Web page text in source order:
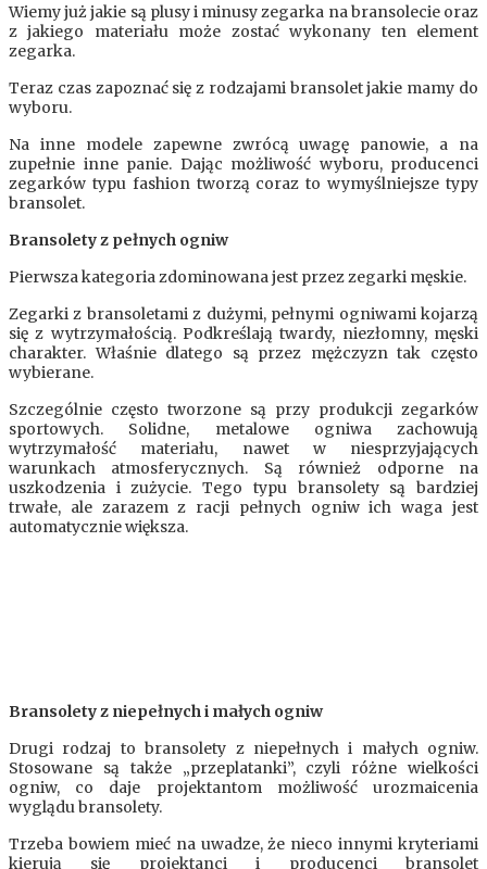
Wiemy już jakie są plusy i minusy zegarka na bransolecie oraz
z jakiego materiału może zostać wykonany ten element
zegarka.
Teraz czas zapoznać się z rodzajami bransolet jakie mamy do
wyboru.
Na inne modele zapewne zwrócą uwagę panowie, a na
zupełnie inne panie. Dając możliwość wyboru, producenci
zegarków typu fashion tworzą coraz to wymyślniejsze typy
bransolet.
Bransolety z pełnych ogniw
Pierwsza kategoria zdominowana jest przez zegarki męskie.
Zegarki z bransoletami z dużymi, pełnymi ogniwami kojarzą
się z wytrzymałością. Podkreślają twardy, niezłomny, męski
charakter. Właśnie dlatego są przez mężczyzn tak często
wybierane.
Szczególnie często tworzone są przy produkcji zegarków
sportowych. Solidne, metalowe ogniwa zachowują
wytrzymałość materiału, nawet w niesprzyjających
warunkach atmosferycznych. Są również odporne na
uszkodzenia i zużycie. Tego typu bransolety są bardziej
trwałe, ale zarazem z racji pełnych ogniw ich waga jest
automatycznie większa.
Bransolety z niepełnych i małych ogniw
Drugi rodzaj to bransolety z niepełnych i małych ogniw.
Stosowane są także „przeplatanki”, czyli różne wielkości
ogniw, co daje projektantom możliwość urozmaicenia
wyglądu bransolety.
Trzeba bowiem mieć na uwadze, że nieco innymi kryteriami
kierują się projektanci i producenci bransolet